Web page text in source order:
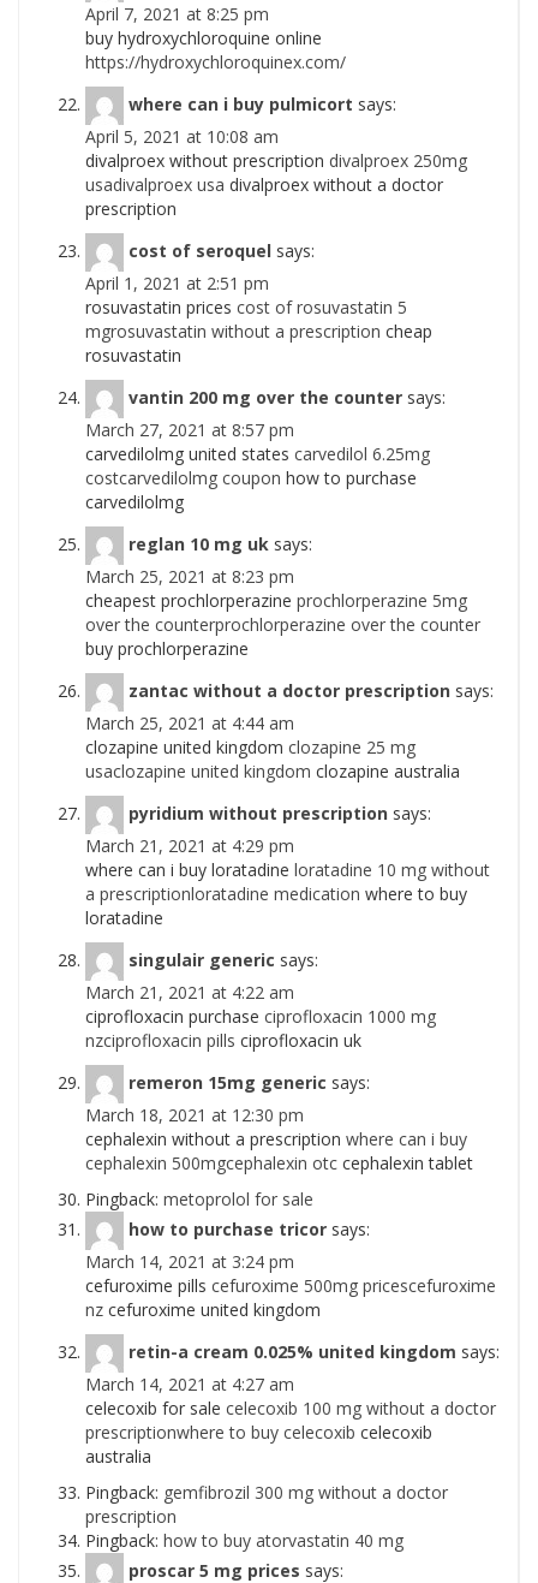
April 7, 2021 at 8:25 pm
buy hydroxychloroquine online
https://hydroxychloroquinex.com/
where can i buy pulmicort says:
April 5, 2021 at 10:08 am
divalproex without prescription divalproex 250mg
usadivalproex usa divalproex without a doctor
prescription
cost of seroquel says:
April 1, 2021 at 2:51 pm
rosuvastatin prices cost of rosuvastatin 5
mgrosuvastatin without a prescription cheap
rosuvastatin
vantin 200 mg over the counter says:
March 27, 2021 at 8:57 pm
carvedilolmg united states carvedilol 6.25mg
costcarvedilolmg coupon how to purchase
carvedilolmg
reglan 10 mg uk says:
March 25, 2021 at 8:23 pm
cheapest prochlorperazine prochlorperazine 5mg
over the counterprochlorperazine over the counter
buy prochlorperazine
zantac without a doctor prescription says:
March 25, 2021 at 4:44 am
clozapine united kingdom clozapine 25 mg
usaclozapine united kingdom clozapine australia
pyridium without prescription says:
March 21, 2021 at 4:29 pm
where can i buy loratadine loratadine 10 mg without
a prescriptionloratadine medication where to buy
loratadine
singulair generic says:
March 21, 2021 at 4:22 am
ciprofloxacin purchase ciprofloxacin 1000 mg
nzciprofloxacin pills ciprofloxacin uk
remeron 15mg generic says:
March 18, 2021 at 12:30 pm
cephalexin without a prescription where can i buy
cephalexin 500mgcephalexin otc cephalexin tablet
Pingback: metoprolol for sale
how to purchase tricor says:
March 14, 2021 at 3:24 pm
cefuroxime pills cefuroxime 500mg pricescefuroxime
nz cefuroxime united kingdom
retin-a cream 0.025% united kingdom says:
March 14, 2021 at 4:27 am
celecoxib for sale celecoxib 100 mg without a doctor
prescriptionwhere to buy celecoxib celecoxib
australia
Pingback: gemfibrozil 300 mg without a doctor
prescription
Pingback: how to buy atorvastatin 40 mg
proscar 5 mg prices says: